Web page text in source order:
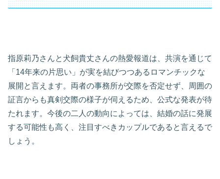
指原莉乃さんと犬飼貴丈さんの熱愛報道は、共演を通じて
「14年来の片思い」が実を結びつつあるロマンチックな
展開と言えます。両者の事務所が交際を否定せず、周囲の
証言からも真剣交際の様子が伺えるため、公式な発表が待
たれます。今後の二人の動向によっては、結婚の話に発展
する可能性も高く、注目すべきカップルであると言えるで
しょう。